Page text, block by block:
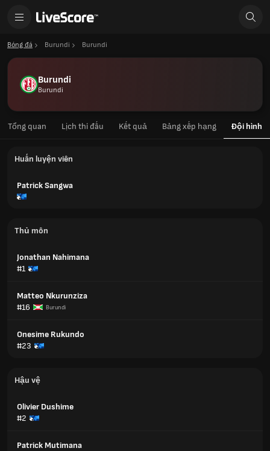
Bóng đá Burundi Burundi
Burundi
Burundi
Tổng quan Lịch thi đấu Kết quả Bảng xếp hạng Đội hình
Huấn luyện viên
Patrick Sangwa
Thủ môn
Jonathan Nahimana
#1
Matteo Nkurunziza
#16
Burundi
Onesime Rukundo
#23
Hậu vệ
Olivier Dushime
#2
Patrick Mutimana